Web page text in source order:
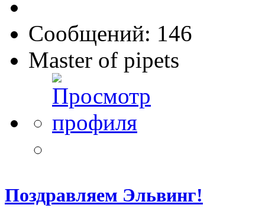
Сообщений: 146
Master of pipets
Поздравляем Эльвинг!